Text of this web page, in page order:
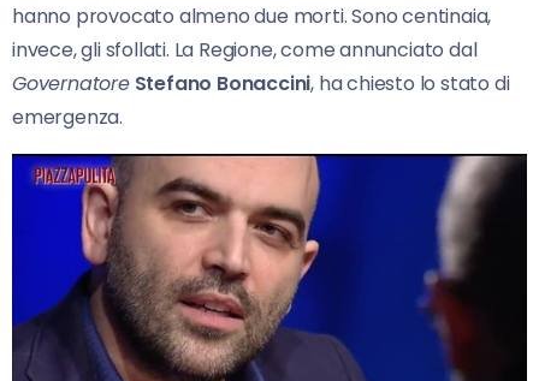
hanno provocato almeno due morti. Sono centinaia,
invece, gli sfollati. La Regione, come annunciato dal
Governatore Stefano Bonaccini, ha chiesto lo stato di
emergenza.